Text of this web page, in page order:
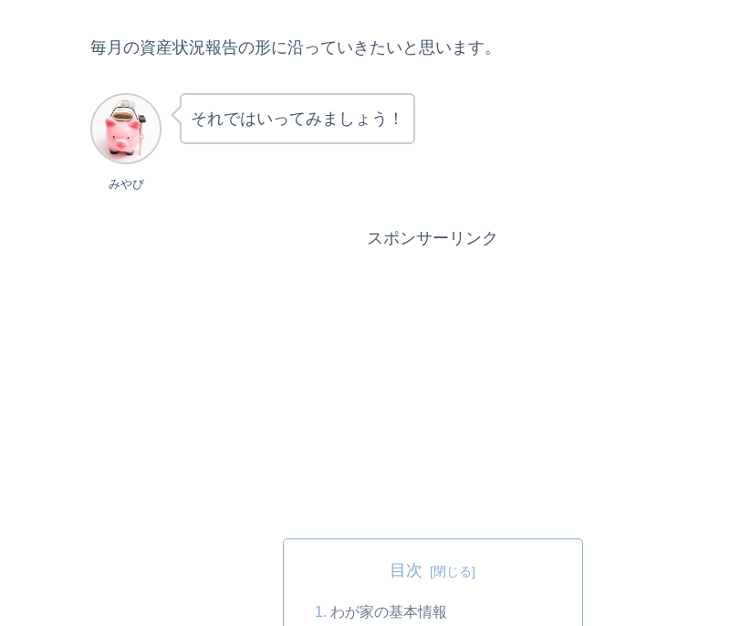
毎月の資産状況報告の形に沿っていきたいと思います。
みやび
それではいってみましょう！
スポンサーリンク
目次
わが家の基本情報